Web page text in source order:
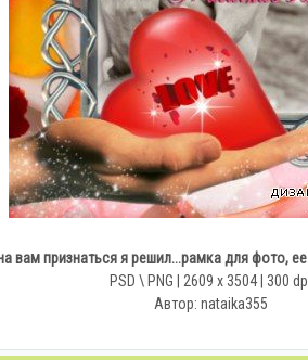
вам признаться я решил...рамка для фото,
PSD \ PNG | 2609 х 3504 | 300
Автор: nataika355